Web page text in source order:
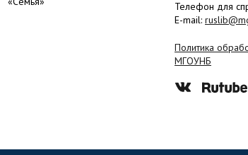
Телефон для
E-mail:
Политика
МГОУНБ